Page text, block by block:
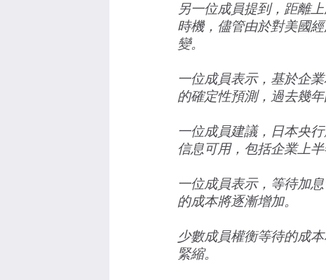
另一位成員提到，距離
時機，儘管由於對美國
變。
一位成員表示，基於企
的確定性預測，過去幾
一位成員建議，日本央
信息可用，包括企業上
一位成員表示，等待加
的成本將逐漸增加。
少數成員權衡等待的成
緊縮。